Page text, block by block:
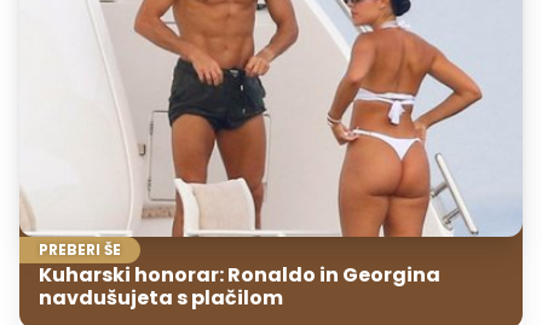
PREBERI ŠE
Kuharski honorar: Ronaldo in Georgina
navdušujeta s plačilom